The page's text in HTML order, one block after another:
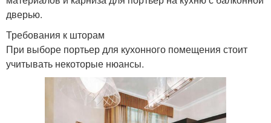
дверью.
Требования к шторам
При выборе портьер для кухонного помещения стоит
учитывать некоторые нюансы.